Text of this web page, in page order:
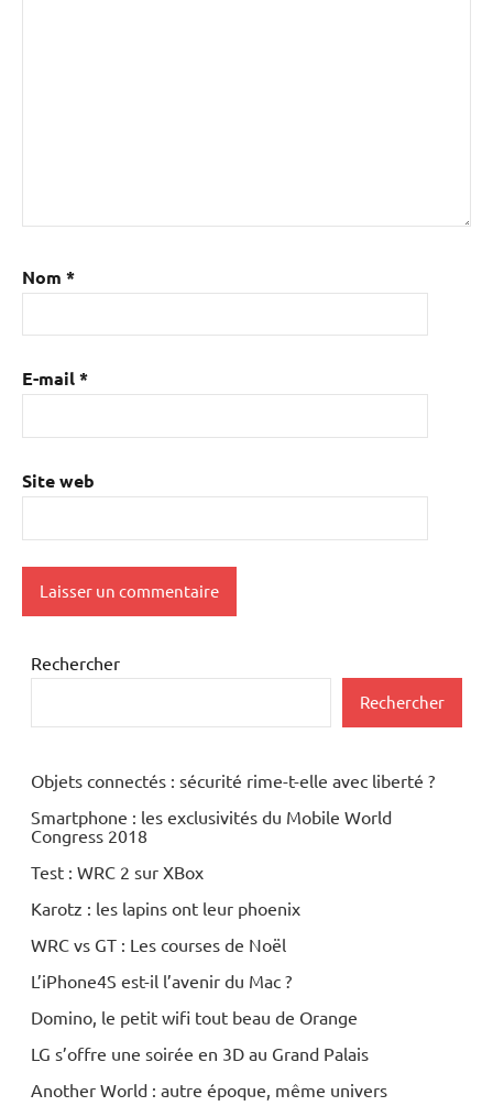
Nom *
E-mail*
Site web
Rechercher
Rechercher
Objets connectés : sécurité rime-t-elle avec liberté ?
Smartphone : les exclusivités du Mobile World
Congress 2018
Test : WRC 2 sur XBox
Karotz : les lapins ont leur phoenix
WRC vs GT : Les courses de Noël
L’iPhone4S est-il l’avenir du Mac ?
Domino, le petit wifi tout beau de Orange
LG s’offre une soirée en 3D au Grand Palais
Another World : autre époque, même univers